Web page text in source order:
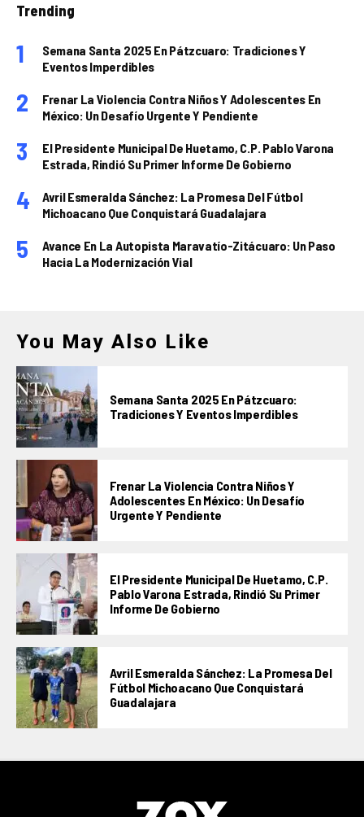
Trending
Semana Santa 2025 En Pátzcuaro: Tradiciones Y
Eventos Imperdibles
Frenar La Violencia Contra Niños Y Adolescentes En
México: Un Desafío Urgente Y Pendiente
El Presidente Municipal De Huetamo, C.P. Pablo Varona
Estrada, Rindió Su Primer Informe De Gobierno
Avril Esmeralda Sánchez: La Promesa Del Fútbol
Michoacano Que Conquistará Guadalajara
Avance En La Autopista Maravatío-Zitácuaro: Un Paso
Hacia La Modernización Vial
You May Also Like
Semana Santa 2025 En Pátzcuaro:
Tradiciones Y Eventos Imperdibles
Frenar La Violencia Contra Niños Y
Adolescentes En México: Un Desafío
Urgente Y Pendiente
El Presidente Municipal De Huetamo, C.P.
Pablo Varona Estrada, Rindió Su Primer
Informe De Gobierno
Avril Esmeralda Sánchez: La Promesa Del
Fútbol Michoacano Que Conquistará
Guadalajara